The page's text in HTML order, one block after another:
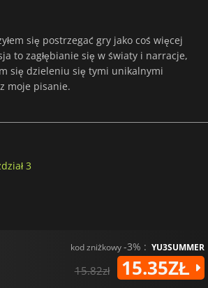
się postrzegać gry jako coś więcej
to zagłębianie się w światy i narracje,
się dzieleniu się tymi unikalnymi
moje pisanie.
3
kod zniżkowy-3% : YU3SUMMER
15.82zł 15.35ZŁ